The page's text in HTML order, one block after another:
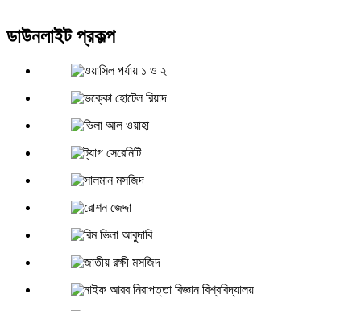
ডাউনলাইট প্রকল্প